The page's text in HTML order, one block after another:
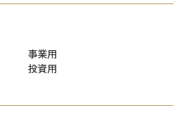
事業用
投資用